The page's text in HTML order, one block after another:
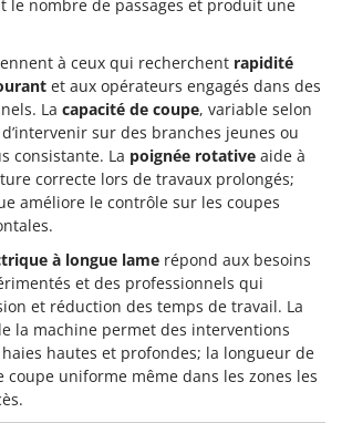
portés
d'air par évaporation
en aluminium
électriques
tracteur
de piscine
souches
le nombre de passages et produit une
à ceux qui recherchent rapidité
et aux opérateurs engagés dans des
La capacité de coupe, variable selon
sur des branches jeunes ou
consistante. La poignée rotative aide à
correcte lors de travaux prolongés;
améliore le contrôle sur les coupes
à longue lame répond aux besoins
et des professionnels qui
et réduction des temps de travail. La
la machine permet des interventions
hautes et profondes; la longueur de
coupe uniforme même dans les zones les